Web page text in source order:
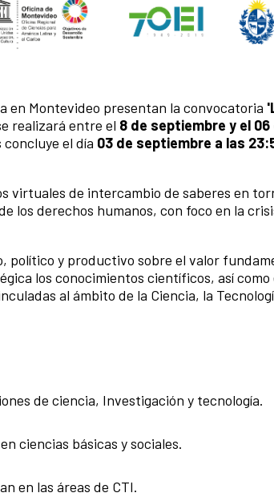
en Montevideo presentan la convocatoria
realizará entre el 8 de septiembre y el 06
el día 03 de septiembre a las
virtuales de intercambio de saberes en
los derechos humanos, con foco en la
político y productivo sobre el valor
los conocimientos científicos, así como
al ámbito de la Ciencia, la
de ciencia, Investigación y tecnología.
ciencias básicas y sociales.
en las áreas de CTI.